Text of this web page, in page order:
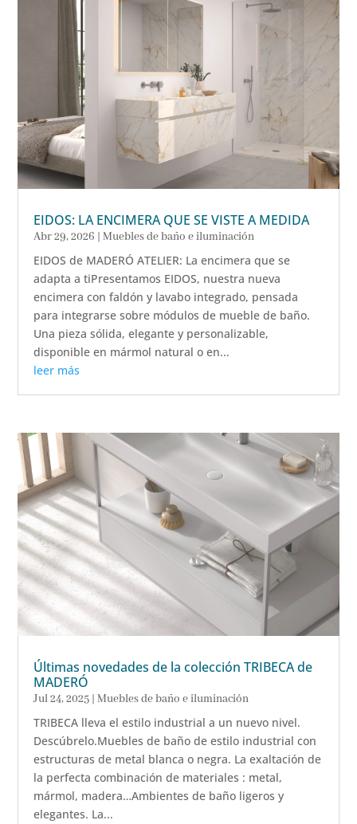
EIDOS: LA ENCIMERA QUE SE VISTE A MEDIDA
Abr 29, 2026 |Muebles de baño e iluminación
EIDOS de MADERÓ ATELIER: La encimera que se
adapta a tiPresentamos EIDOS, nuestra nueva
encimera con faldón y lavabo integrado, pensada
para integrarse sobre módulos de mueble de baño.
Una pieza sólida, elegante y personalizable,
disponible en mármol natural o en...
leer más
Últimas novedades de la colección TRIBECA de
MADERÓ
Jul 24, 2025 |Muebles de baño e iluminación
TRIBECA lleva el estilo industrial a un nuevo nivel.
Descúbrelo.Muebles de baño de estilo industrial con
estructuras de metal blanca o negra. La exaltación de
la perfecta combinación de materiales : metal,
mármol, madera…Ambientes de baño ligeros y
elegantes. La...